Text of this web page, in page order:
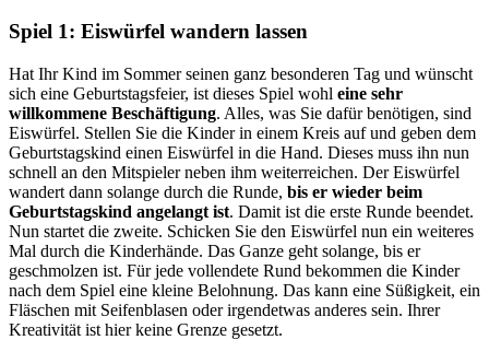
Spiel 1: Eiswürfel wandern lassen
Hat Ihr Kind im Sommer seinen ganz besonderen Tag und wünscht
sich eine Geburtstagsfeier, ist dieses Spiel wohl eine sehr
willkommene Beschäftigung. Alles, was Sie dafür benötigen, sind
Eiswürfel. Stellen Sie die Kinder in einem Kreis auf und geben dem
Geburtstagskind einen Eiswürfel in die Hand. Dieses muss ihn nun
schnell an den Mitspieler neben ihm weiterreichen. Der Eiswürfel
wandert dann solange durch die Runde, bis er wieder beim
Geburtstagskind angelangt ist. Damit ist die erste Runde beendet.
Nun startet die zweite. Schicken Sie den Eiswürfel nun ein weiteres
Mal durch die Kinderhände. Das Ganze geht solange, bis er
geschmolzen ist. Für jede vollendete Rund bekommen die Kinder
nach dem Spiel eine kleine Belohnung. Das kann eine Süßigkeit, ein
Fläschen mit Seifenblasen oder irgendetwas anderes sein. Ihrer
Kreativität ist hier keine Grenze gesetzt.